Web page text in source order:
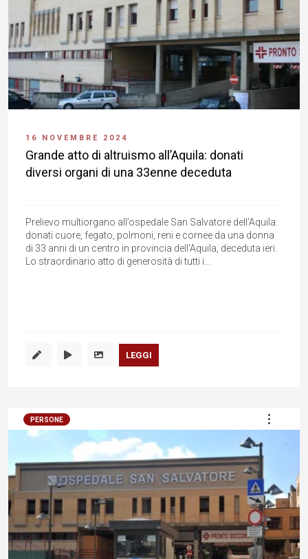
16 NOVEMBRE 2024
Grande atto di altruismo all’Aquila: donati
diversi organi di una 33enne deceduta
Prelievo multiorgano all’ospedale San Salvatore dell'Aquila:
donati cuore, fegato, polmoni, reni e cornee da una donna
di 33 anni di un centro in provincia dell'Aquila, deceduta ieri.
Lo straordinario atto di generosità di tutti i...
LEGGI
PERSONE